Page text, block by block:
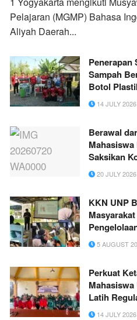
Pelajaran (MGMP) Bahasa
Aliyah Daerah...
Penerapan
Sampah
Botol
Nilai
Kab. Gresik
14 JULY 2026
Berawal
Saksikan
Dalam
Jumat
20 JULY 2026
KKN UNP
Baiak Malai
5 AUGUST
Perkuat
Latih
Kader PKK
14 JULY 2026